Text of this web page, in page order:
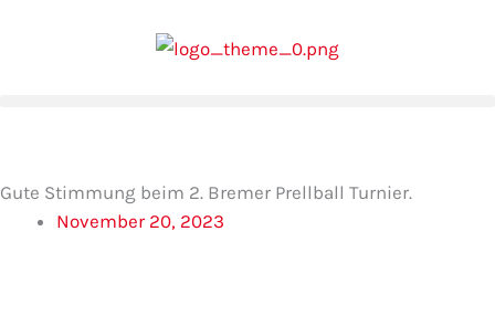
Gute Stimmung beim 2. Bremer Prellball Turnier.
November 20, 2023